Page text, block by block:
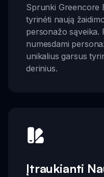
Sprunki Greencore
tyrinėti naują
personažo sąveika.
numesdami
unikalius garsus
derinius.
Įtraukianti